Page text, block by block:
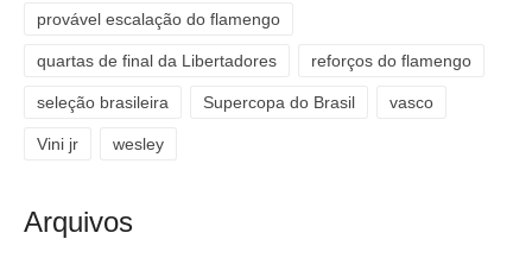
provável escalação do flamengo
quartas de final da Libertadores reforços do flamengo
seleção brasileira Supercopa do Brasil vasco
Vini jr wesley
Arquivos